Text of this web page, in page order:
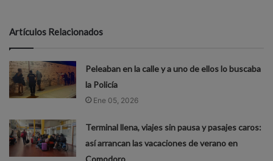
Artículos Relacionados
Peleaban en la calle y a uno de ellos lo buscaba
la Policía
Ene 05, 2026
Terminal llena, viajes sin pausa y pasajes caros:
así arrancan las vacaciones de verano en